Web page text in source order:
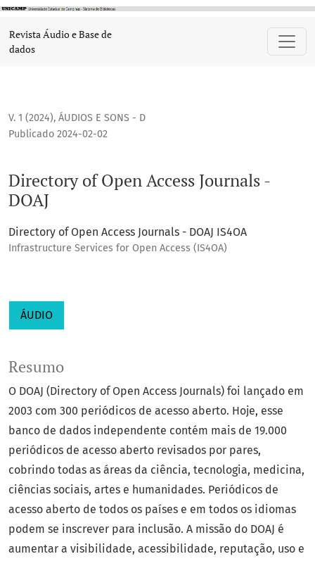
Revista Áudio e Base de
dados
V. 1 (2024), ÁUDIOS E SONS - D
Directory of Open Access Journals -
DOAJ
Publicado 2024-02-02
Directory of Open Access Journals - DOAJ IS4OA
Infrastructure Services for Open Access (IS4OA)
ÁUDIO
Resumo
O DOAJ (Directory of Open Access Journals) foi lançado em
2003 com 300 periódicos de acesso aberto. Hoje, esse
banco de dados independente contém mais de 19.000
periódicos de acesso aberto revisados ​​por pares,
cobrindo todas as áreas da ciência, tecnologia, medicina,
ciências sociais, artes e humanidades. Periódicos de
acesso aberto de todos os países e em todos os idiomas
podem se inscrever para inclusão. A missão do DOAJ é
aumentar a visibilidade, acessibilidade, reputação, uso e